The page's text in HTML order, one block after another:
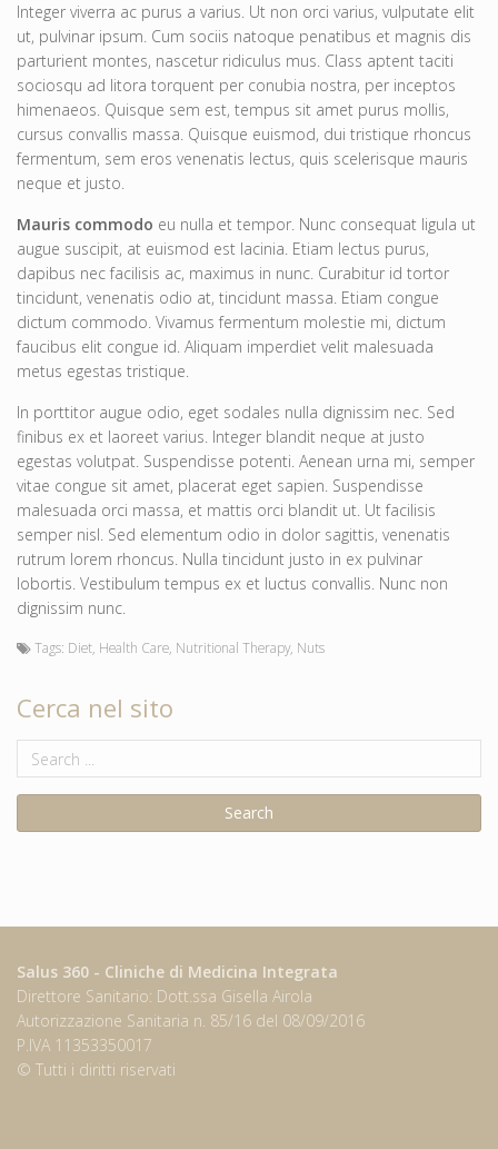
Integer viverra ac purus a varius. Ut non orci varius, vulputate elit
ut, pulvinar ipsum. Cum sociis natoque penatibus et magnis dis
parturient montes, nascetur ridiculus mus. Class aptent taciti
sociosqu ad litora torquent per conubia nostra, per inceptos
himenaeos. Quisque sem est, tempus sit amet purus mollis,
cursus convallis massa. Quisque euismod, dui tristique rhoncus
fermentum, sem eros venenatis lectus, quis scelerisque mauris
neque et justo.
Mauris commodo eu nulla et tempor. Nunc consequat ligula ut
augue suscipit, at euismod est lacinia. Etiam lectus purus,
dapibus nec facilisis ac, maximus in nunc. Curabitur id tortor
tincidunt, venenatis odio at, tincidunt massa. Etiam congue
dictum commodo. Vivamus fermentum molestie mi, dictum
faucibus elit congue id. Aliquam imperdiet velit malesuada
metus egestas tristique.
In porttitor augue odio, eget sodales nulla dignissim nec. Sed
finibus ex et laoreet varius. Integer blandit neque at justo
egestas volutpat. Suspendisse potenti. Aenean urna mi, semper
vitae congue sit amet, placerat eget sapien. Suspendisse
malesuada orci massa, et mattis orci blandit ut. Ut facilisis
semper nisl. Sed elementum odio in dolor sagittis, venenatis
rutrum lorem rhoncus. Nulla tincidunt justo in ex pulvinar
lobortis. Vestibulum tempus ex et luctus convallis. Nunc non
dignissim nunc.
Tags: Diet, Health Care, Nutritional Therapy, Nuts
Cerca nel sito
Salus 360 - Cliniche di Medicina Integrata
Direttore Sanitario: Dott.ssa Gisella Airola
Autorizzazione Sanitaria n. 85/16 del 08/09/2016
P.IVA 11353350017
© Tutti i diritti riservati